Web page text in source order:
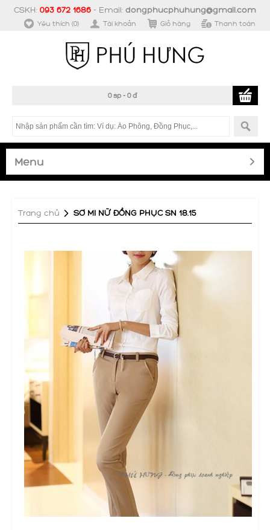
CSKH: 093 672 1686 - Email: dongphucphuhung@gmail.com
Yêu thích (0) Tài khoản Giỏ hàng Thanh toán
0 sp - 0 đ
Menu
Trang chủ » SƠ MI NỮ ĐỒNG PHỤC SN 18.15